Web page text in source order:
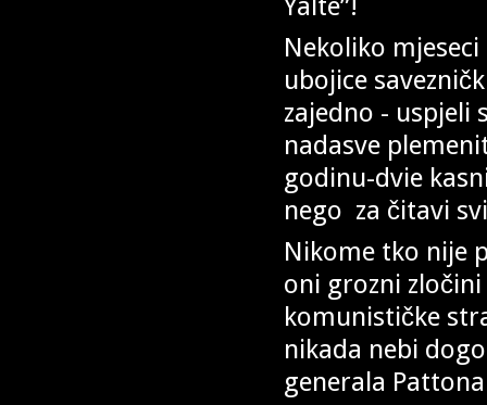
Nekoliko
ubojice
zajedno - uspjeli
nadasve
godinu-dvie
nego za čitavi
Nikome tko nije
oni grozni
komunističke
nikada nebi
generala